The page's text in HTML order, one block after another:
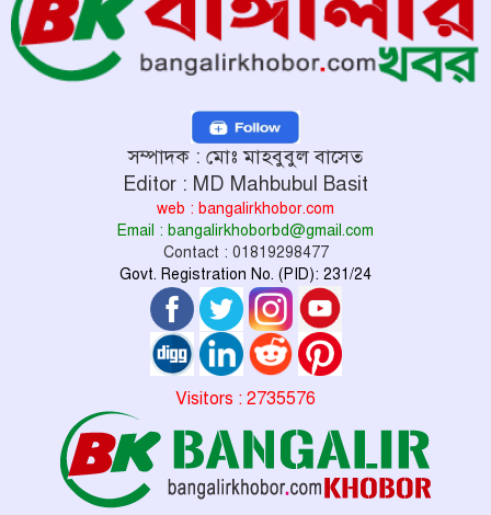
সম্পাদক : মোঃ মাহবুবুল বাসেত
Editor : MD Mahbubul Basit
web : bangalirkhobor.com
Email : bangalirkhoborbd@gmail.com
Contact : 01819298477
Govt. Registration No. (PID): 231/24
Visitors : 2735576